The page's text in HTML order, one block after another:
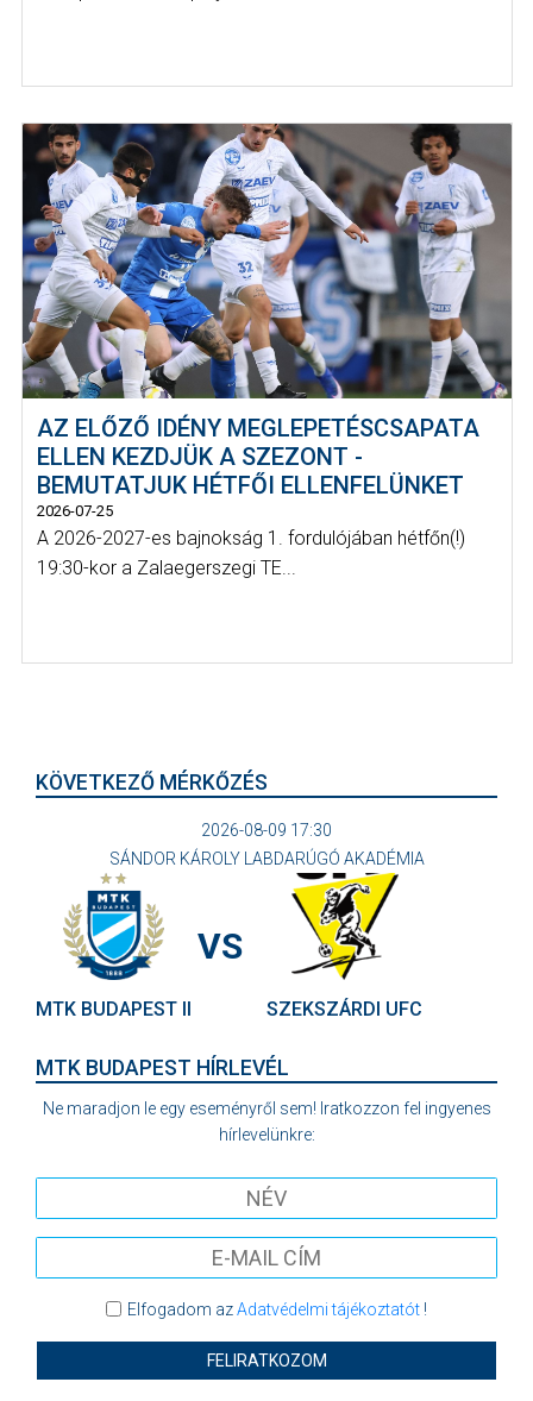
AZ ELŐZŐ IDÉNY MEGLEPETÉSCSAPATA
ELLEN KEZDJÜK A SZEZONT -
BEMUTATJUK HÉTFŐI ELLENFELÜNKET
2026-07-25
A 2026-2027-es bajnokság 1. fordulójában hétfőn(!)
19:30-kor a Zalaegerszegi TE...
KÖVETKEZŐ MÉRKŐZÉS
2026-08-09 17:30
SÁNDOR KÁROLY LABDARÚGÓ AKADÉMIA
MTK BUDAPEST II
VS
SZEKSZÁRDI UFC
MTK BUDAPEST HÍRLEVÉL
Ne maradjon le egy eseményről sem! Iratkozzon fel ingyenes
hírlevelünkre:
Elfogadom azAdatvédelmi tájékoztatót!
FELIRATKOZOM